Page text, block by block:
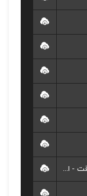
18. ملاک عملی مسلمان واقعی - صداقت - امانت داری